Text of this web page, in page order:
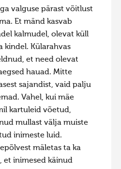
valguse pärast võitlust
Et mänd kasvab
kalmudel, olevat küll
kindel. Külarahvas
et need olevat
hauad. Mitte
sajandist, vaid palju
Vahel, kui mäe
kartuleid võetud,
mullast välja muiste
inimeste luid.
mäletas ta ka
et inimesed käinud